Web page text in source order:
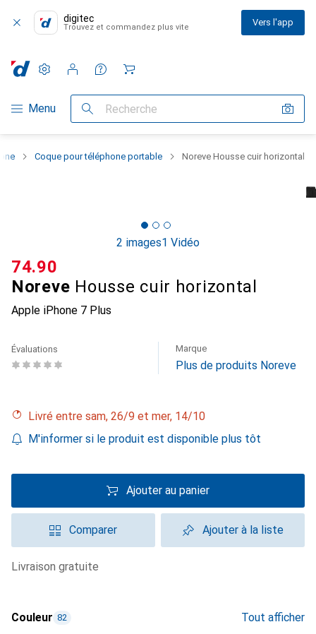
digitec
Trouvez et commandez plus vite Vers l'app
Navigation par catégorie
Menu Recherche
Paramètres
Compte client
Listes de comparaison
Listes d'envies
Panier
Coque pour téléphone portable Noreve Housse cuir horizontal
2 images1 Vidéo
Noreve Housse cuir horizontal
Apple iPhone 7 Plus
CHF
74.90
Évaluations Marque
Plus de produits Noreve
Livré entre sam, 26/9 et mer, 14/10
M'informer si le produit est disponible plus tôt
Ajouter au panier
Comparer Ajouter à la liste
livraison gratuite
Couleur 82 Tout afficher